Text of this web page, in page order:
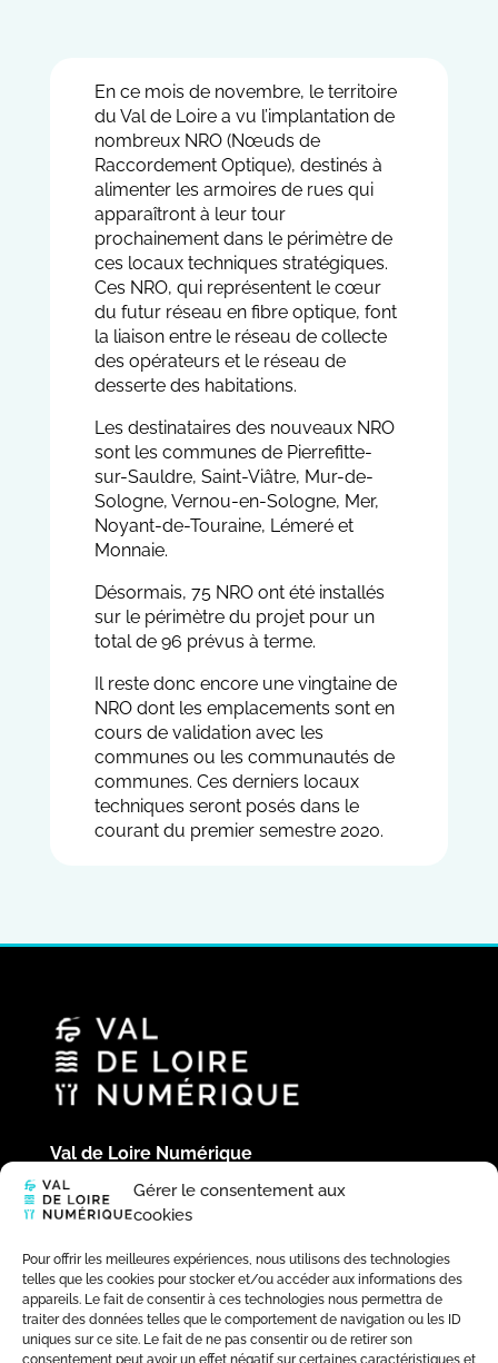
Gérer le consentement aux
cookies
Pour offrir les meilleures expériences, nous utilisons des technologies
telles que les cookies pour stocker et/ou accéder aux informations des
appareils. Le fait de consentir à ces technologies nous permettra de
traiter des données telles que le comportement de navigation ou les ID
uniques sur ce site. Le fait de ne pas consentir ou de retirer son
consentement peut avoir un effet négatif sur certaines caractéristiques et
En ce mois de novembre, le territoire
du Val de Loire a vu l’implantation de
nombreux NRO (Nœuds de
Raccordement Optique), destinés à
alimenter les armoires de rues qui
apparaîtront à leur tour
prochainement dans le périmètre de
ces locaux techniques stratégiques.
Ces NRO, qui représentent le cœur
du futur réseau en fibre optique, font
la liaison entre le réseau de collecte
des opérateurs et le réseau de
desserte des habitations.
Les destinataires des nouveaux NRO
sont les communes de Pierrefitte-
sur-Sauldre, Saint-Viâtre, Mur-de-
Sologne, Vernou-en-Sologne, Mer,
Noyant-de-Touraine, Lémeré et
Monnaie.
Désormais, 75 NRO ont été installés
sur le périmètre du projet pour un
total de 96 prévus à terme.
Il reste donc encore une vingtaine de
NRO dont les emplacements sont en
cours de validation avec les
communes ou les communautés de
communes. Ces derniers locaux
techniques seront posés dans le
courant du premier semestre 2020.
Val de Loire Numérique
Hôtel du Département
Place de la République
41020 Blois Cedex
02 54 58 44 39